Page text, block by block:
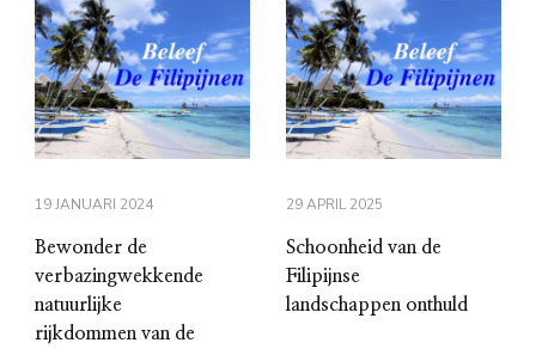
19 JANUARI 2024
Bewonder de
verbazingwekkende
natuurlijke
rijkdommen van de
29 APRIL 2025
Schoonheid van de
Filipijnse
landschappen onthuld